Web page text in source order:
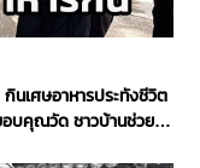
นเศษอาหารประทังชีวิต
อบคุณวัด ชาวบ้านช่วย